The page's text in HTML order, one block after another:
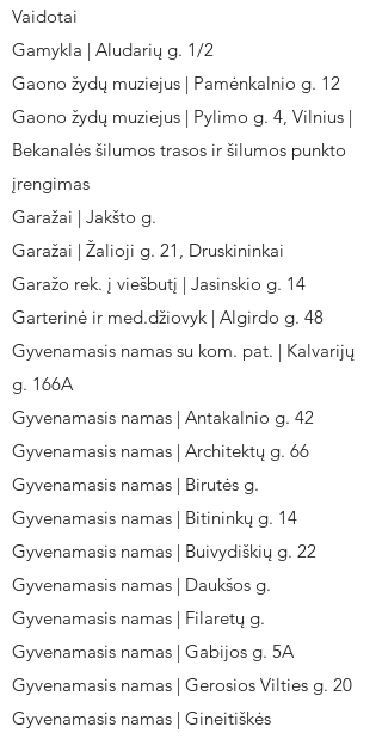
Vaidotai
Gamykla | Aludarių g. 1/2
Gaono žydų muziejus | Pamėnkalnio g. 12
Gaono žydų muziejus | Pylimo g. 4, Vilnius |
Bekanalės šilumos trasos ir šilumos punkto
įrengimas
Garažai | Jakšto g.
Garažai | Žalioji g. 21, Druskininkai
Garažo rek. į viešbutį | Jasinskio g. 14
Garterinė ir med.džiovyk | Algirdo g. 48
Gyvenamasis namas su kom. pat. | Kalvarijų
g. 166A
Gyvenamasis namas | Antakalnio g. 42
Gyvenamasis namas | Architektų g. 66
Gyvenamasis namas | Birutės g.
Gyvenamasis namas | Bitininkų g. 14
Gyvenamasis namas | Buivydiškių g. 22
Gyvenamasis namas | Daukšos g.
Gyvenamasis namas | Filaretų g.
Gyvenamasis namas | Gabijos g. 5A
Gyvenamasis namas | Gerosios Vilties g. 20
Gyvenamasis namas | Gineitiškės